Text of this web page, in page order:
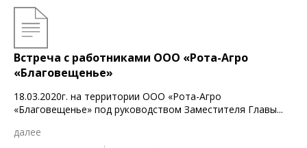
Встреча с работниками ООО «Рота-Агро
«Благовещенье»
18.03.2020г. на территории ООО «Рота-Агро
«Благовещенье» под руководством Заместителя Главы...
далее